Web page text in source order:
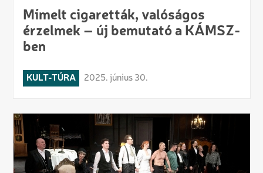
Mímelt cigaretták, valóságos
érzelmek – új bemutató a KÁMSZ-
ben
KULT-TÚRA 2025. június 30.